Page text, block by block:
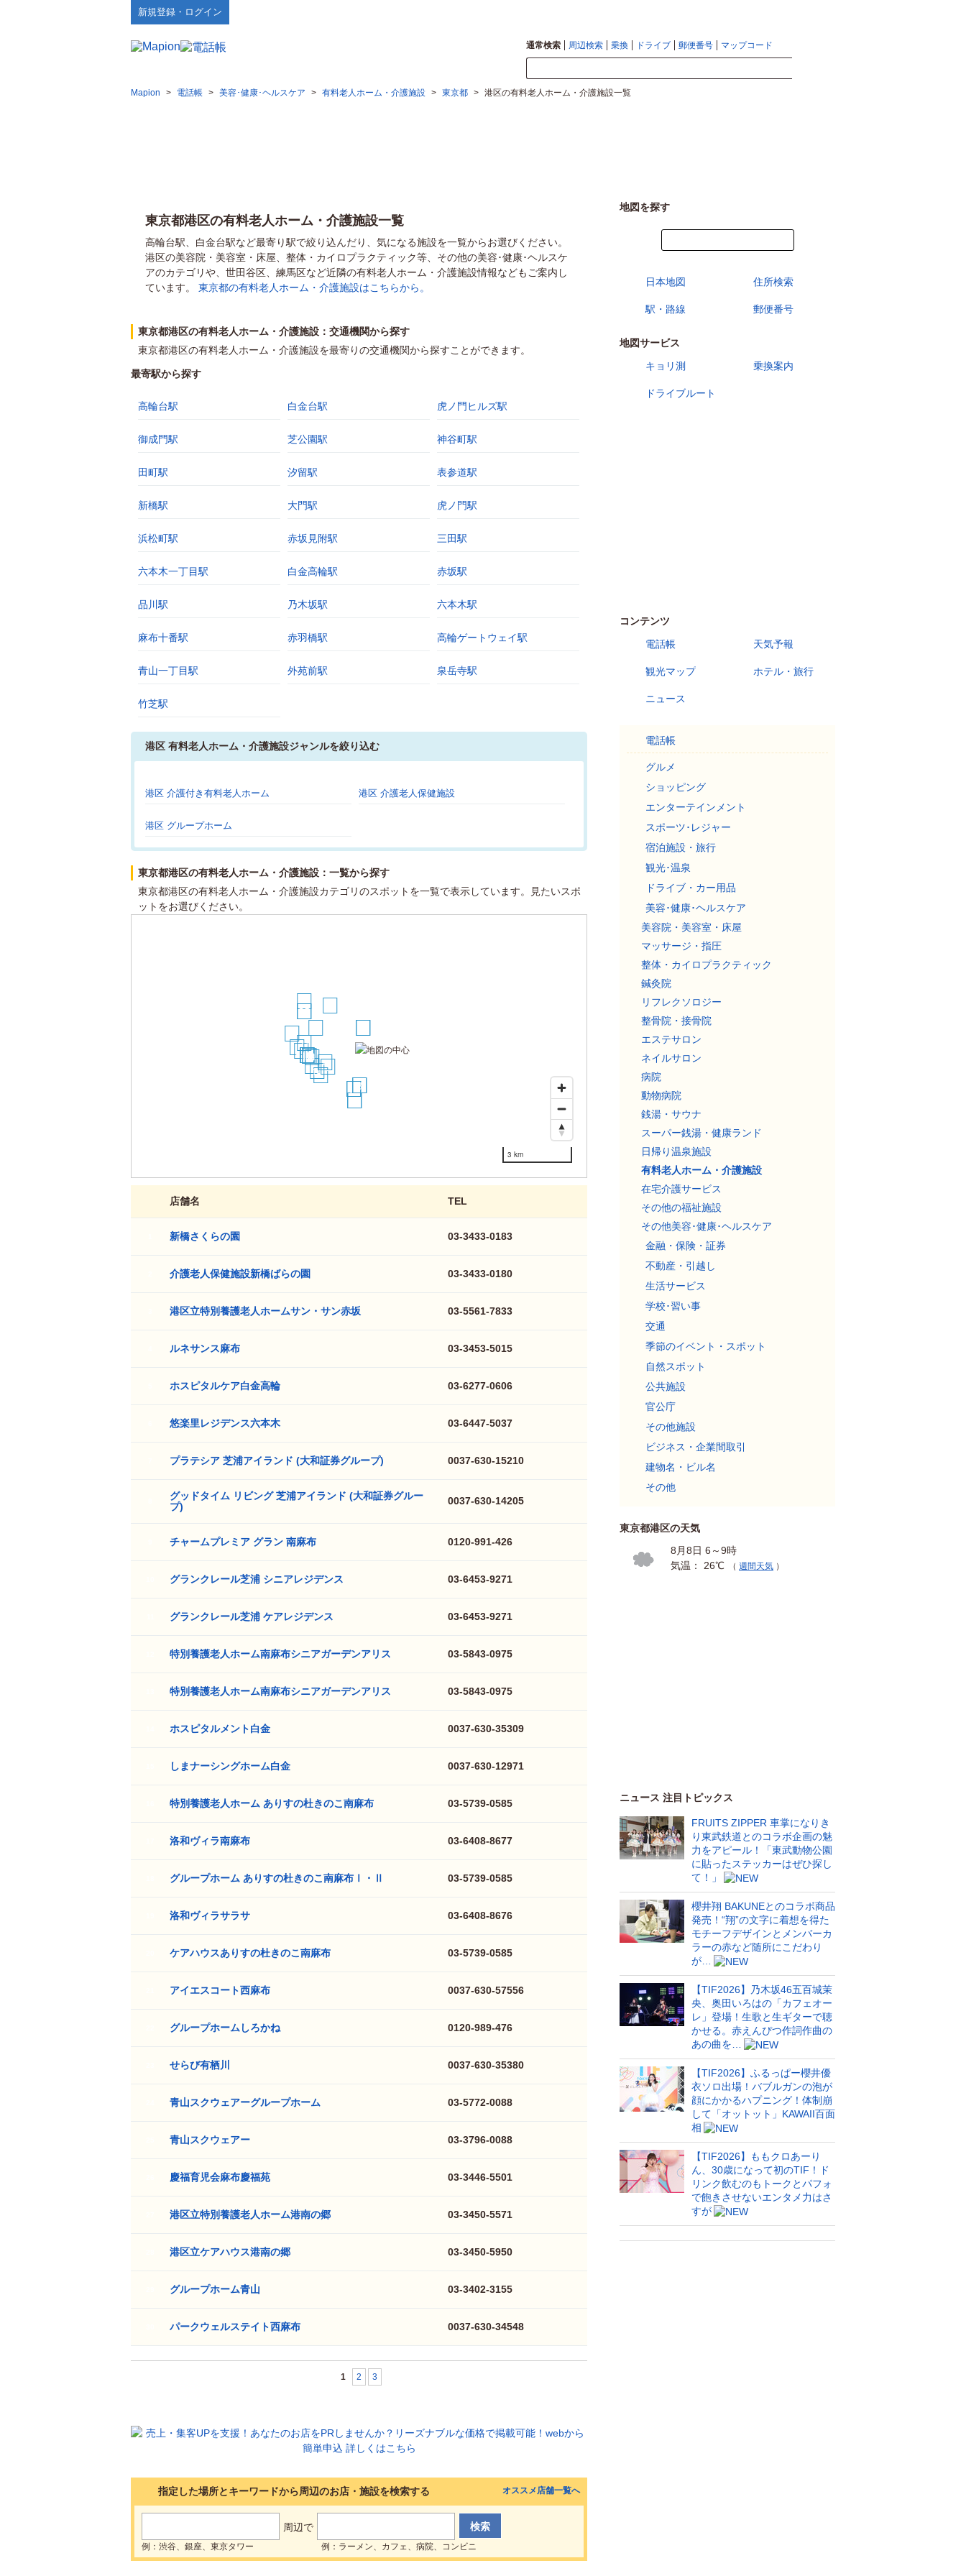
新規登録・ログイン
通常検索 周辺検索 乗換 ドライブ 郵便番号 マップコード
Mapion > 電話帳 > 美容･健康･ヘルスケア > 有料老人ホーム・介護施設 > 東京都 > 港区の有料老人ホーム・介護施設一覧
東京都港区の有料老人ホーム・介護施設一覧
高輪台駅、白金台駅など最寄り駅で絞り込んだり、気になる施設を一覧からお選びください。
港区の美容院・美容室・床屋、整体・カイロプラクティック等、その他の美容･健康･ヘルスケ
アのカテゴリや、世田谷区、練馬区など近隣の有料老人ホーム・介護施設情報などもご案内し
ています。 東京都の有料老人ホーム・介護施設はこちらから。
東京都港区の有料老人ホーム・介護施設：交通機関から探す
東京都港区の有料老人ホーム・介護施設を最寄りの交通機関から探すことができます。
最寄駅から探す
高輪台駅 白金台駅 虎ノ門ヒルズ駅
御成門駅 芝公園駅 神谷町駅
田町駅 汐留駅 表参道駅
新橋駅 大門駅 虎ノ門駅
浜松町駅 赤坂見附駅 三田駅
六本木一丁目駅 白金高輪駅 赤坂駅
品川駅 乃木坂駅 六本木駅
麻布十番駅 赤羽橋駅 高輪ゲートウェイ駅
青山一丁目駅 外苑前駅 泉岳寺駅
竹芝駅
港区 有料老人ホーム・介護施設ジャンルを絞り込む
港区 介護付き有料老人ホーム 港区 介護老人保健施設
港区 グループホーム
東京都港区の有料老人ホーム・介護施設：一覧から探す
東京都港区の有料老人ホーム・介護施設カテゴリのスポットを一覧で表示しています。見たいスポ
ットをお選びください。
45
7
8
9
10
11
12
13
14
15
16
17
18
19
20
21
22
23
24
25
26
27
28
29
30
3 km
店舗名 TEL
新橋さくらの園 03-3433-0183
介護老人保健施設新橋ばらの園 03-3433-0180
港区立特別養護老人ホームサン・サン赤坂 03-5561-7833
ルネサンス麻布 03-3453-5015
ホスピタルケア白金高輪 03-6277-0606
悠楽里レジデンス六本木 03-6447-5037
プラテシア 芝浦アイランド (大和証券グループ) 0037-630-15210
グッドタイム リビング 芝浦アイランド (大和証券グルー
プ)
0037-630-14205
チャームプレミア グラン 南麻布 0120-991-426
グランクレール芝浦 シニアレジデンス 03-6453-9271
グランクレール芝浦 ケアレジデンス 03-6453-9271
特別養護老人ホーム南麻布シニアガーデンアリス 03-5843-0975
特別養護老人ホーム南麻布シニアガーデンアリス 03-5843-0975
ホスピタルメント白金 0037-630-35309
しまナーシングホーム白金 0037-630-12971
特別養護老人ホーム ありすの杜きのこ南麻布 03-5739-0585
洛和ヴィラ南麻布 03-6408-8677
グループホーム ありすの杜きのこ南麻布Ⅰ・Ⅱ 03-5739-0585
洛和ヴィラサラサ 03-6408-8676
ケアハウスありすの杜きのこ南麻布 03-5739-0585
アイエスコート西麻布 0037-630-57556
グループホームしろかね 0120-989-476
せらび有栖川 0037-630-35380
青山スクウェアーグループホーム 03-5772-0088
青山スクウェアー 03-3796-0088
慶福育児会麻布慶福苑 03-3446-5501
港区立特別養護老人ホーム港南の郷 03-3450-5571
港区立ケアハウス港南の郷 03-3450-5950
グループホーム青山 03-3402-3155
パークウェルステイト西麻布 0037-630-34548
1 2 3
指定した場所とキーワードから周辺のお店・施設を検索する
周辺で
例：渋谷、銀座、東京タワー 例：ラーメン、カフェ、病院、コンビニ
オススメ店舗一覧へ
地図を探す
日本地図 住所検索
駅・路線 郵便番号
地図サービス
キョリ測
乗換案内
ドライブルート
コンテンツ
電話帳
天気予報
観光マップ ホテル・旅行
ニュース
電話帳
グルメ
ショッピング
エンターテインメント
スポーツ･レジャー
宿泊施設・旅行
観光･温泉
ドライブ・カー用品
美容･健康･ヘルスケア
美容院・美容室・床屋
マッサージ・指圧
整体・カイロプラクティック
鍼灸院
リフレクソロジー
整骨院・接骨院
エステサロン
ネイルサロン
病院
動物病院
銭湯・サウナ
スーパー銭湯・健康ランド
日帰り温泉施設
有料老人ホーム・介護施設
在宅介護サービス
その他の福祉施設
その他美容･健康･ヘルスケア
金融・保険・証券
不動産・引越し
生活サービス
学校･習い事
交通
季節のイベント・スポット
自然スポット
公共施設
官公庁
その他施設
ビジネス・企業間取引
建物名・ビル名
その他
東京都港区の天気
8月8日 6～9時
気温： 26℃
（ 週間天気 ）
ニュース 注目トピックス
FRUITS ZIPPER 車掌になりき
り東武鉄道とのコラボ企画の魅
力をアピール！「東武動物公園
に貼ったステッカーはぜひ探し
て！」
櫻井翔 BAKUNEとのコラボ商品
発売！“翔”の文字に着想を得た
モチーフデザインとメンバーカ
ラーの赤など随所にこだわり
が…
【TIF2026】乃木坂46五百城茉
央、奥田いろはの「カフェオー
レ」登場！生歌と生ギターで聴
かせる。赤えんぴつ作詞作曲の
あの曲を…
【TIF2026】ふるっぱー櫻井優
衣ソロ出場！バブルガンの泡が
顔にかかるハプニング！体制崩
して「オットット」KAWAII百面
相
【TIF2026】ももクロあーり
ん、30歳になって初のTIF！ド
リンク飲むのもトークとパフォ
で飽きさせないエンタメ力はさ
すが